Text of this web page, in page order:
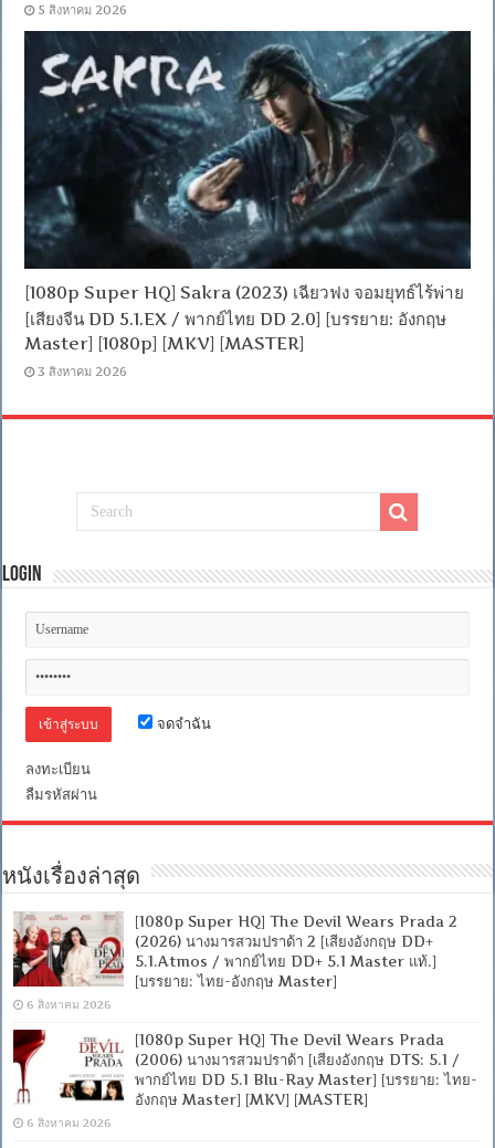
5 สิงหาคม 2026
[1080p Super HQ] Sakra (2023) เฉียวฟง จอมยุทธ์ไร้พ่าย
[เสียงจีน DD 5.1.EX / พากย์ไทย DD 2.0] [บรรยาย: อังกฤษ
Master] [1080p] [MKV] [MASTER]
3 สิงหาคม 2026
Login
จดจำฉัน
ลงทะเบียน
ลืมรหัสผ่าน
หนังเรื่องล่าสุด
[1080p Super HQ] The Devil Wears Prada 2
(2026) นางมารสวมปราด้า 2 [เสียงอังกฤษ DD+
5.1.Atmos / พากย์ไทย DD+ 5.1 Master แท้.]
[บรรยาย: ไทย-อังกฤษ Master]
6 สิงหาคม 2026
[1080p Super HQ] The Devil Wears Prada
(2006) นางมารสวมปราด้า [เสียงอังกฤษ DTS: 5.1 /
พากย์ไทย DD 5.1 Blu-Ray Master] [บรรยาย: ไทย-
อังกฤษ Master] [MKV] [MASTER]
6 สิงหาคม 2026